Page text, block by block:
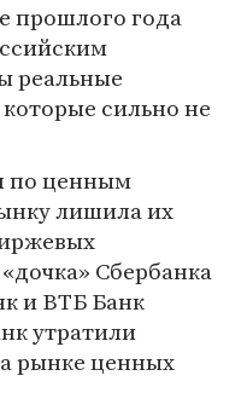
прошлого года
реальные
сильно не
по ценным
лишила их
Сбербанка
и ВТБ Банк
утратили
рынке ценных